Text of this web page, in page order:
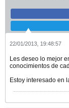
22/01/2013, 19:48:57
Les deseo lo mejor
conocimientos de
Estoy interesado en